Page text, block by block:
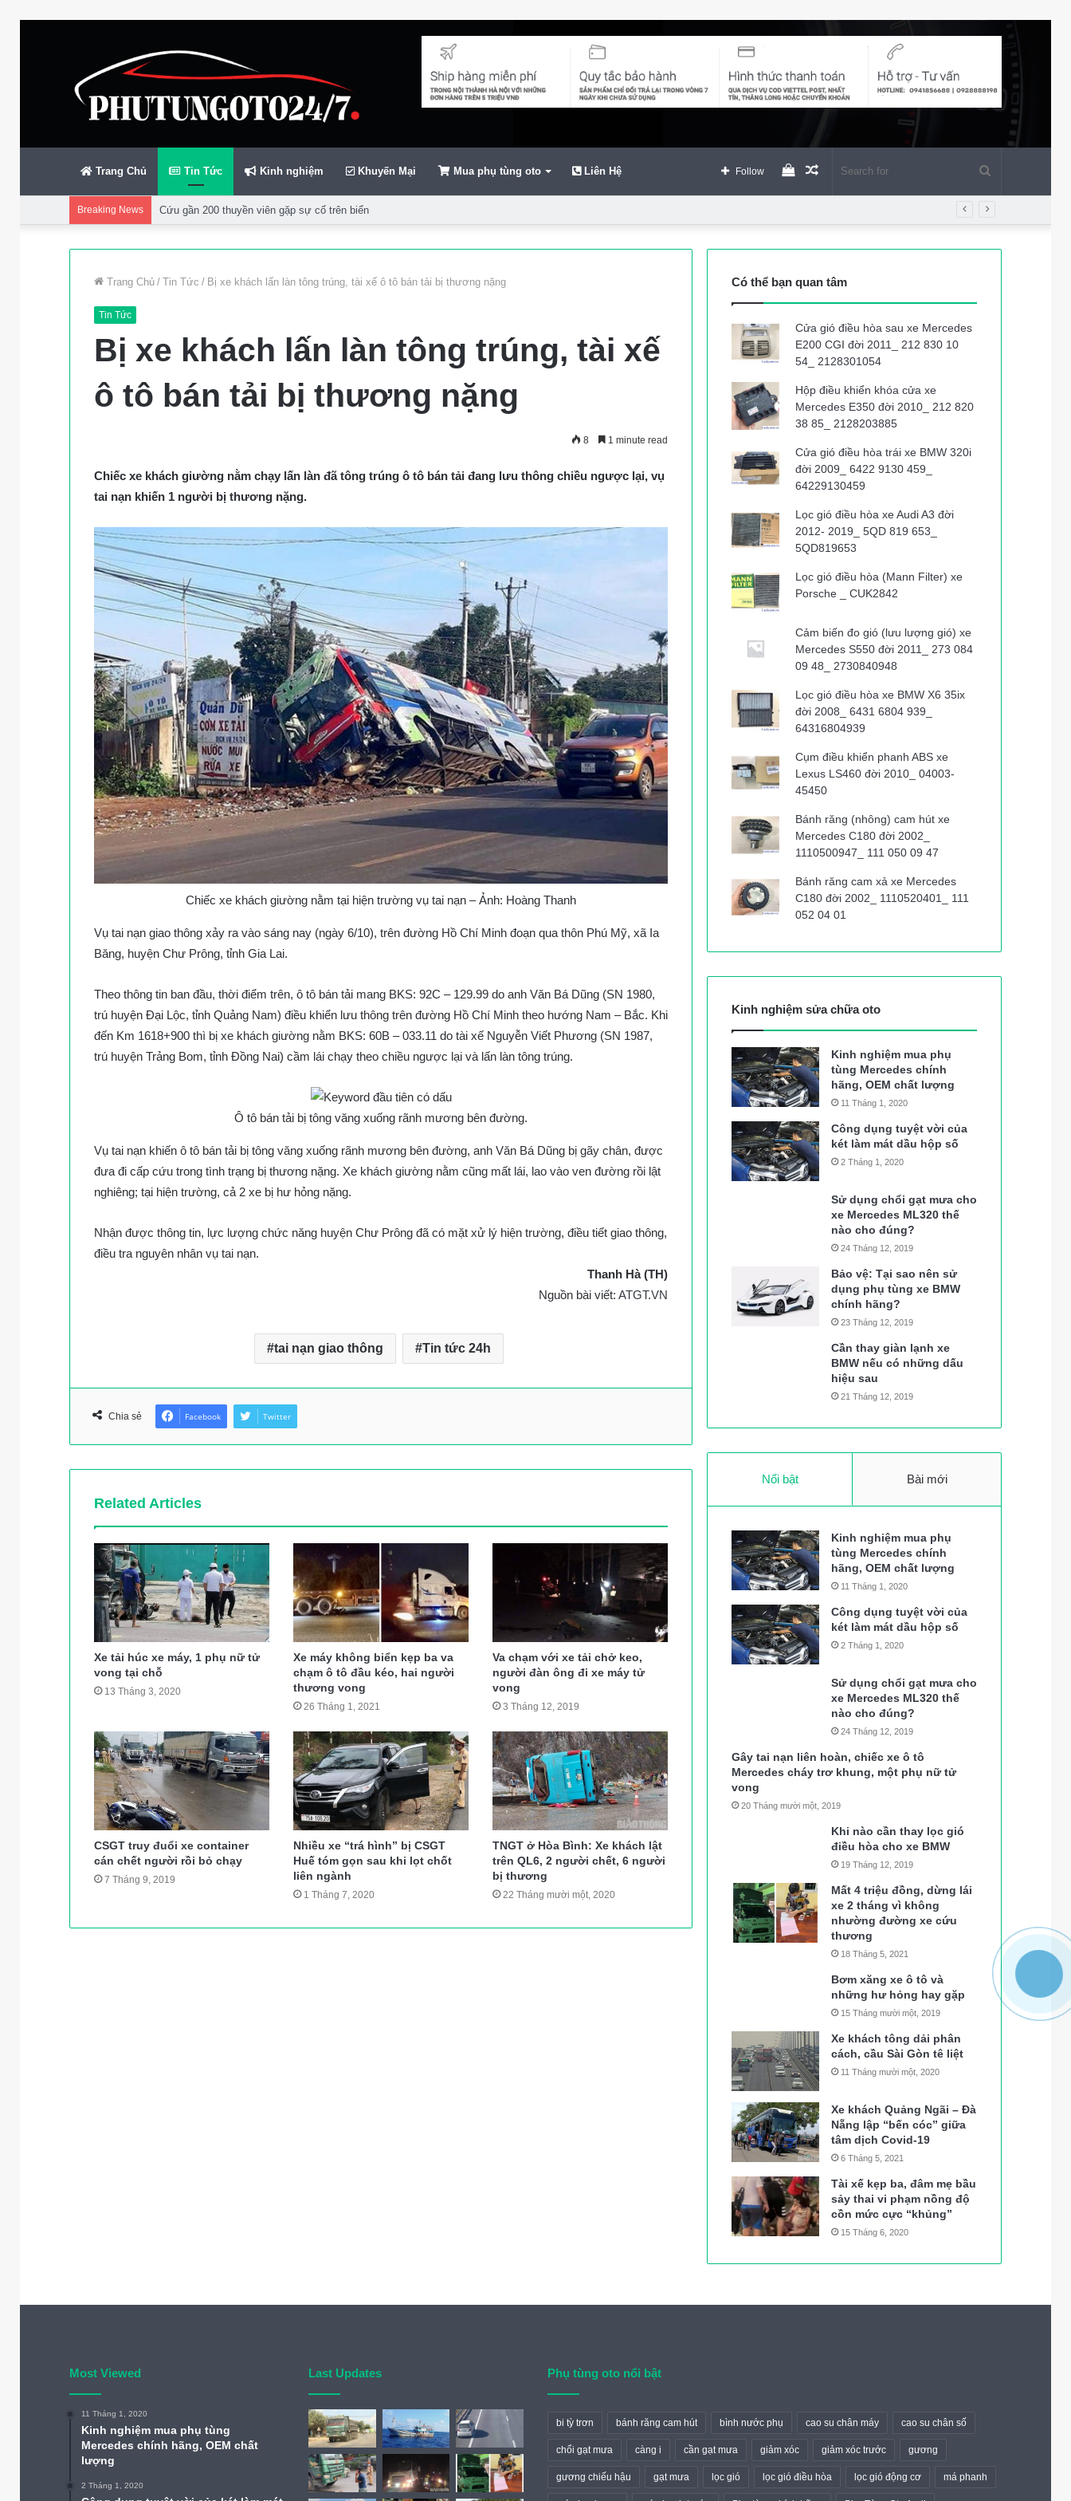
Trang Chủ Tin Tức Kinh nghiệm Khuyến Mại Mua phụ tùng oto Liên Hệ Random
View
Follow
Breaking News Cứu gần 200 thuyền viên gặp sự cố trên biển
Trang Chủ / Tin Tức / Bị xe khách lấn làn tông trúng, tài xế ô tô bán tải bị thương nặng
Tin Tức
Bị xe khách lấn làn tông trúng, tài xế
ô tô bán tải bị thương nặng
8 1 minute read
Chiếc xe khách giường nằm chạy lấn làn đã tông trúng ô tô bán tải đang lưu thông chiều ngược lại, vụ
tai nạn khiến 1 người bị thương nặng.
Chiếc xe khách giường nằm tại hiện trường vụ tai nạn – Ảnh: Hoàng Thanh
Vụ tai nạn giao thông xảy ra vào sáng nay (ngày 6/10), trên đường Hồ Chí Minh đoạn qua thôn Phú Mỹ, xã Ia
Băng, huyện Chư Prông, tỉnh Gia Lai.
Theo thông tin ban đầu, thời điểm trên, ô tô bán tải mang BKS: 92C – 129.99 do anh Văn Bá Dũng (SN 1980,
trú huyện Đại Lộc, tỉnh Quảng Nam) điều khiển lưu thông trên đường Hồ Chí Minh theo hướng Nam – Bắc. Khi
đến Km 1618+900 thì bị xe khách giường nằm BKS: 60B – 033.11 do tài xế Nguyễn Viết Phương (SN 1987,
trú huyện Trảng Bom, tỉnh Đồng Nai) cầm lái chạy theo chiều ngược lại và lấn làn tông trúng.
Ô tô bán tải bị tông văng xuống rãnh mương bên đường.
Vụ tai nạn khiến ô tô bán tải bị tông văng xuống rãnh mương bên đường, anh Văn Bá Dũng bị gãy chân, được
đưa đi cấp cứu trong tình trạng bị thương nặng. Xe khách giường nằm cũng mất lái, lao vào ven đường rồi lật
nghiêng; tại hiện trường, cả 2 xe bị hư hỏng nặng.
Nhận được thông tin, lực lượng chức năng huyện Chư Prông đã có mặt xử lý hiện trường, điều tiết giao thông,
điều tra nguyên nhân vụ tai nạn.
Thanh Hà (TH)
Nguồn bài viết: ATGT.VN
tai nạn giao thông Tin tức 24h
Chia sẻ Facebook Twitter
Related Articles
Xe tải húc xe máy, 1 phụ nữ tử
vong tại chỗ
13 Tháng 3, 2020
Xe máy không biển kẹp ba va
chạm ô tô đầu kéo, hai người
thương vong
26 Tháng 1, 2021
Va chạm với xe tải chở keo,
người đàn ông đi xe máy tử
vong
3 Tháng 12, 2019
CSGT truy đuổi xe container
cán chết người rồi bỏ chạy
7 Tháng 9, 2019
Nhiều xe “trá hình” bị CSGT
Huế tóm gọn sau khi lọt chốt
liên ngành
1 Tháng 7, 2020
TNGT ở Hòa Bình: Xe khách lật
trên QL6, 2 người chết, 6 người
bị thương
22 Tháng mười một, 2020
Có thể bạn quan tâm
Cửa gió điều hòa sau xe Mercedes
E200 CGI đời 2011_ 212 830 10
54_ 2128301054
Hộp điều khiển khóa cửa xe
Mercedes E350 đời 2010_ 212 820
38 85_ 2128203885
Cửa gió điều hòa trái xe BMW 320i
đời 2009_ 6422 9130 459_
64229130459
Lọc gió điều hòa xe Audi A3 đời
2012- 2019_ 5QD 819 653_
5QD819653
Lọc gió điều hòa (Mann Filter) xe
Porsche _ CUK2842
Cảm biến đo gió (lưu lượng gió) xe
Mercedes S550 đời 2011_ 273 084
09 48_ 2730840948
Lọc gió điều hòa xe BMW X6 35ix
đời 2008_ 6431 6804 939_
64316804939
Cụm điều khiển phanh ABS xe
Lexus LS460 đời 2010_ 04003-
45450
Bánh răng (nhông) cam hút xe
Mercedes C180 đời 2002_
1110500947_ 111 050 09 47
Bánh răng cam xả xe Mercedes
C180 đời 2002_ 1110520401_ 111
052 04 01
Kinh nghiệm sửa chữa oto
Kinh nghiệm mua phụ
tùng Mercedes chính
hãng, OEM chất lượng
11 Tháng 1, 2020
Công dụng tuyệt vời của
két làm mát dầu hộp số
2 Tháng 1, 2020
Sử dụng chổi gạt mưa cho
xe Mercedes ML320 thế
nào cho đúng?
24 Tháng 12, 2019
Bảo vệ: Tại sao nên sử
dụng phụ tùng xe BMW
chính hãng?
23 Tháng 12, 2019
Cần thay giàn lạnh xe
BMW nếu có những dấu
hiệu sau
21 Tháng 12, 2019
Nổi bật Bài mới
Kinh nghiệm mua phụ
tùng Mercedes chính
hãng, OEM chất lượng
11 Tháng 1, 2020
Công dụng tuyệt vời của
két làm mát dầu hộp số
2 Tháng 1, 2020
Sử dụng chổi gạt mưa cho
xe Mercedes ML320 thế
nào cho đúng?
24 Tháng 12, 2019
Gây tai nạn liên hoàn, chiếc xe ô tô
Mercedes cháy trơ khung, một phụ nữ tử
vong
20 Tháng mười một, 2019
Khi nào cần thay lọc gió
điều hòa cho xe BMW
19 Tháng 12, 2019
Mất 4 triệu đồng, dừng lái
xe 2 tháng vì không
nhường đường xe cứu
thương
18 Tháng 5, 2021
Bơm xăng xe ô tô và
những hư hỏng hay gặp
15 Tháng mười một, 2019
Xe khách tông dải phân
cách, cầu Sài Gòn tê liệt
11 Tháng mười một, 2020
Xe khách Quảng Ngãi – Đà
Nẵng lập “bến cóc” giữa
tâm dịch Covid-19
6 Tháng 5, 2021
Tài xế kẹp ba, đâm mẹ bầu
sảy thai vi phạm nồng độ
cồn mức cực “khủng”
15 Tháng 6, 2020
Most Viewed
11 Tháng 1, 2020
Kinh nghiệm mua phụ tùng
Mercedes chính hãng, OEM chất
lượng
2 Tháng 1, 2020
Last Updates Phụ tùng oto nổi bật
bi tỳ trơn bánh răng cam hút bình nước phụ cao su chân máy cao su chân số
chổi gạt mưa càng i cần gạt mưa giảm xóc giảm xóc trước gương
gương chiếu hậu gạt mưa lọc gió lọc gió điều hòa lọc gió động cơ má phanh